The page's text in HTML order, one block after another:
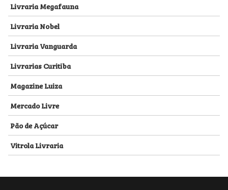
Livraria Megafauna
Livraria Nobel
Livraria Vanguarda
Livrarias Curitiba
Magazine Luiza
Mercado Livre
Pão de Açúcar
Vitrola Livraria